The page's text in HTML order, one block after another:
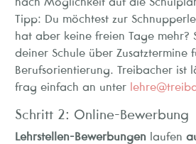
Tipp: Du möchtest zur
hat aber keine freien Tage mehr?
deiner Schule über Zusatztermine
Berufsorientierung. Treibacher ist
frag einfach an unter
Schritt 2: Online-Bewerbung
Lehrstellen-Bewerbungen laufen